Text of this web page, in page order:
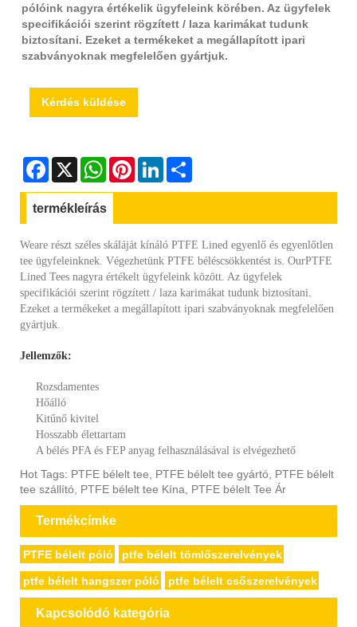
pólóink ​​nagyra értékelik ügyfeleink körében. Az ügyfelek
specifikációi szerint rögzített / laza karimákat tudunk
biztosítani. Ezeket a termékeket a megállapított ipari
szabványoknak megfelelően gyártjuk.
Kérdés küldése
Facebook
X WhatsAppPinterestLinkedIn
termékleírás
Weare részt széles skáláját kínáló PTFE Lined egyenlő és egyenlőtlen
tee ügyfeleinknek. Végezhetünk PTFE béléscsökkentést is. OurPTFE
Lined Tees nagyra értékelt ügyfeleink között. Az ügyfelek
specifikációi szerint rögzített / laza karimákat tudunk biztosítani.
Ezeket a termékeket a megállapított ipari szabványoknak megfelelően
gyártjuk.
Jellemzők:
Rozsdamentes
Hőálló
Kitűnő kivitel
Hosszabb élettartam
A bélés PFA és FEP anyag felhasználásával is elvégezhető
Hot Tags: PTFE bélelt tee, PTFE bélelt tee gyártó, PTFE bélelt
tee szállító, PTFE bélelt tee Kína, PTFE bélelt Tee Ár
Termékcímke
PTFE bélelt póló ptfe bélelt tömlőszerelvények
ptfe bélelt hangszer póló ptfe bélelt csőszerelvények
Kapcsolódó kategória